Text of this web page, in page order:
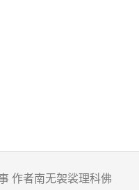
作者南无袈裟理科佛